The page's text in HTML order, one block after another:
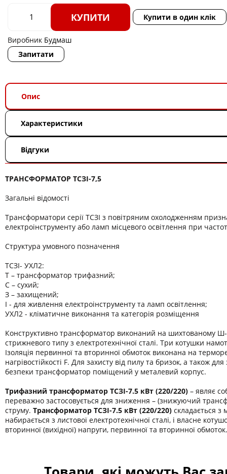
КУПИТИ Купити в один клік
Виробник Будмаш
Запитати
Опис
Характеристики
Відгуки
ТРАНСФОРМАТОР ТСЗІ-7,5
Загальні відомості
Трансформатори серії ТСЗІ з повітряним охолодженням
електроінструменту або ламп місцевого освітлення при
Структура умовного позначення
ТСЗІ- УХЛ2:
Т – трансформатор трифазний;
С – сухий;
З – захищений;
І - для живлення електроінструменту та ламп освітлення;
УХЛ2 - кліматичне виконання та категорія розміщення
Конструктивно трансформатор виконаний на шихтованому Ш-
стрижневого типу з електротехнічної сталі. Три котушки
Ізоляція первинної та вторинної обмоток виконана на
нагрівостійкості F. Для захисту від пилу та бризок, а також
безпеки трансформатор поміщений у металевий корпус.
Трифазний трансформатор ТСЗІ-7.5 кВт (220/220) – являє
переважно застосовується для зниження – (знижуючий
струму. Трансформатор ТСЗІ-7.5 кВт (220/220) складається з
набирається з листової електротехнічної сталі, і власне
вторинної (вихідної) напруги, первинної та вторинної обмоток.